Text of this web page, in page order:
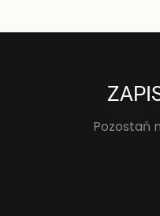
Pozostań